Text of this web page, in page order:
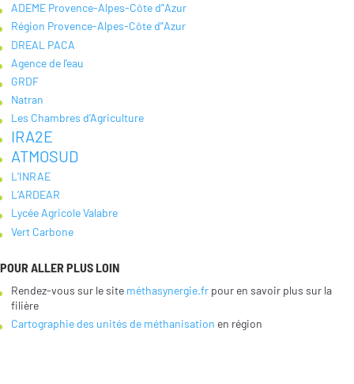
ADEME Provence-Alpes-Côte d”Azur
Région Provence-Alpes-Côte d”Azur
DREAL PACA
Agence de l’eau
GRDF
Natran
Les Chambres d’Agriculture
IRA2E
ATMOSUD
L’INRAE
L’ARDEAR
Lycée Agricole Valabre
Vert Carbone
POUR ALLER PLUS LOIN
Rendez-vous sur le site méthasynergie.fr pour en savoir plus sur la
filière
Cartographie des unités de méthanisation en région